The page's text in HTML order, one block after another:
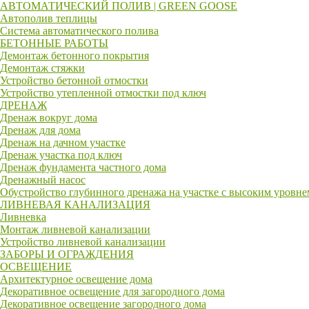
АВТОМАТИЧЕСКИЙ ПОЛИВ | GREEN GOOSE
Автополив теплицы
Система автоматического полива
БЕТОННЫЕ РАБОТЫ
Демонтаж бетонного покрытия
Демонтаж стяжки
Устройство бетонной отмостки
Устройство утепленной отмостки под ключ
ДРЕНАЖ
Дренаж вокруг дома
Дренаж для дома
Дренаж на дачном участке
Дренаж участка под ключ
Дренаж фундамента частного дома
Дренажный насос
Обустройство глубинного дренажа на участке с высоким
ЛИВНЕВАЯ КАНАЛИЗАЦИЯ
Ливневка
Монтаж ливневой канализации
Устройство ливневой канализации
ЗАБОРЫ И ОГРАЖДЕНИЯ
ОСВЕЩЕНИЕ
Архитектурное освещение дома
Декоративное освещение для загородного дома
Декоративное освещение загородного дома